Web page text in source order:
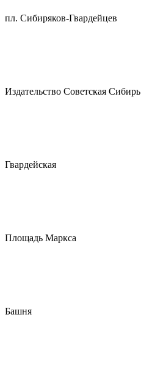
пл. Сибиряков-Гвардейцев
Издательство Советская Сибирь
Гвардейская
Площадь Маркса
Башня